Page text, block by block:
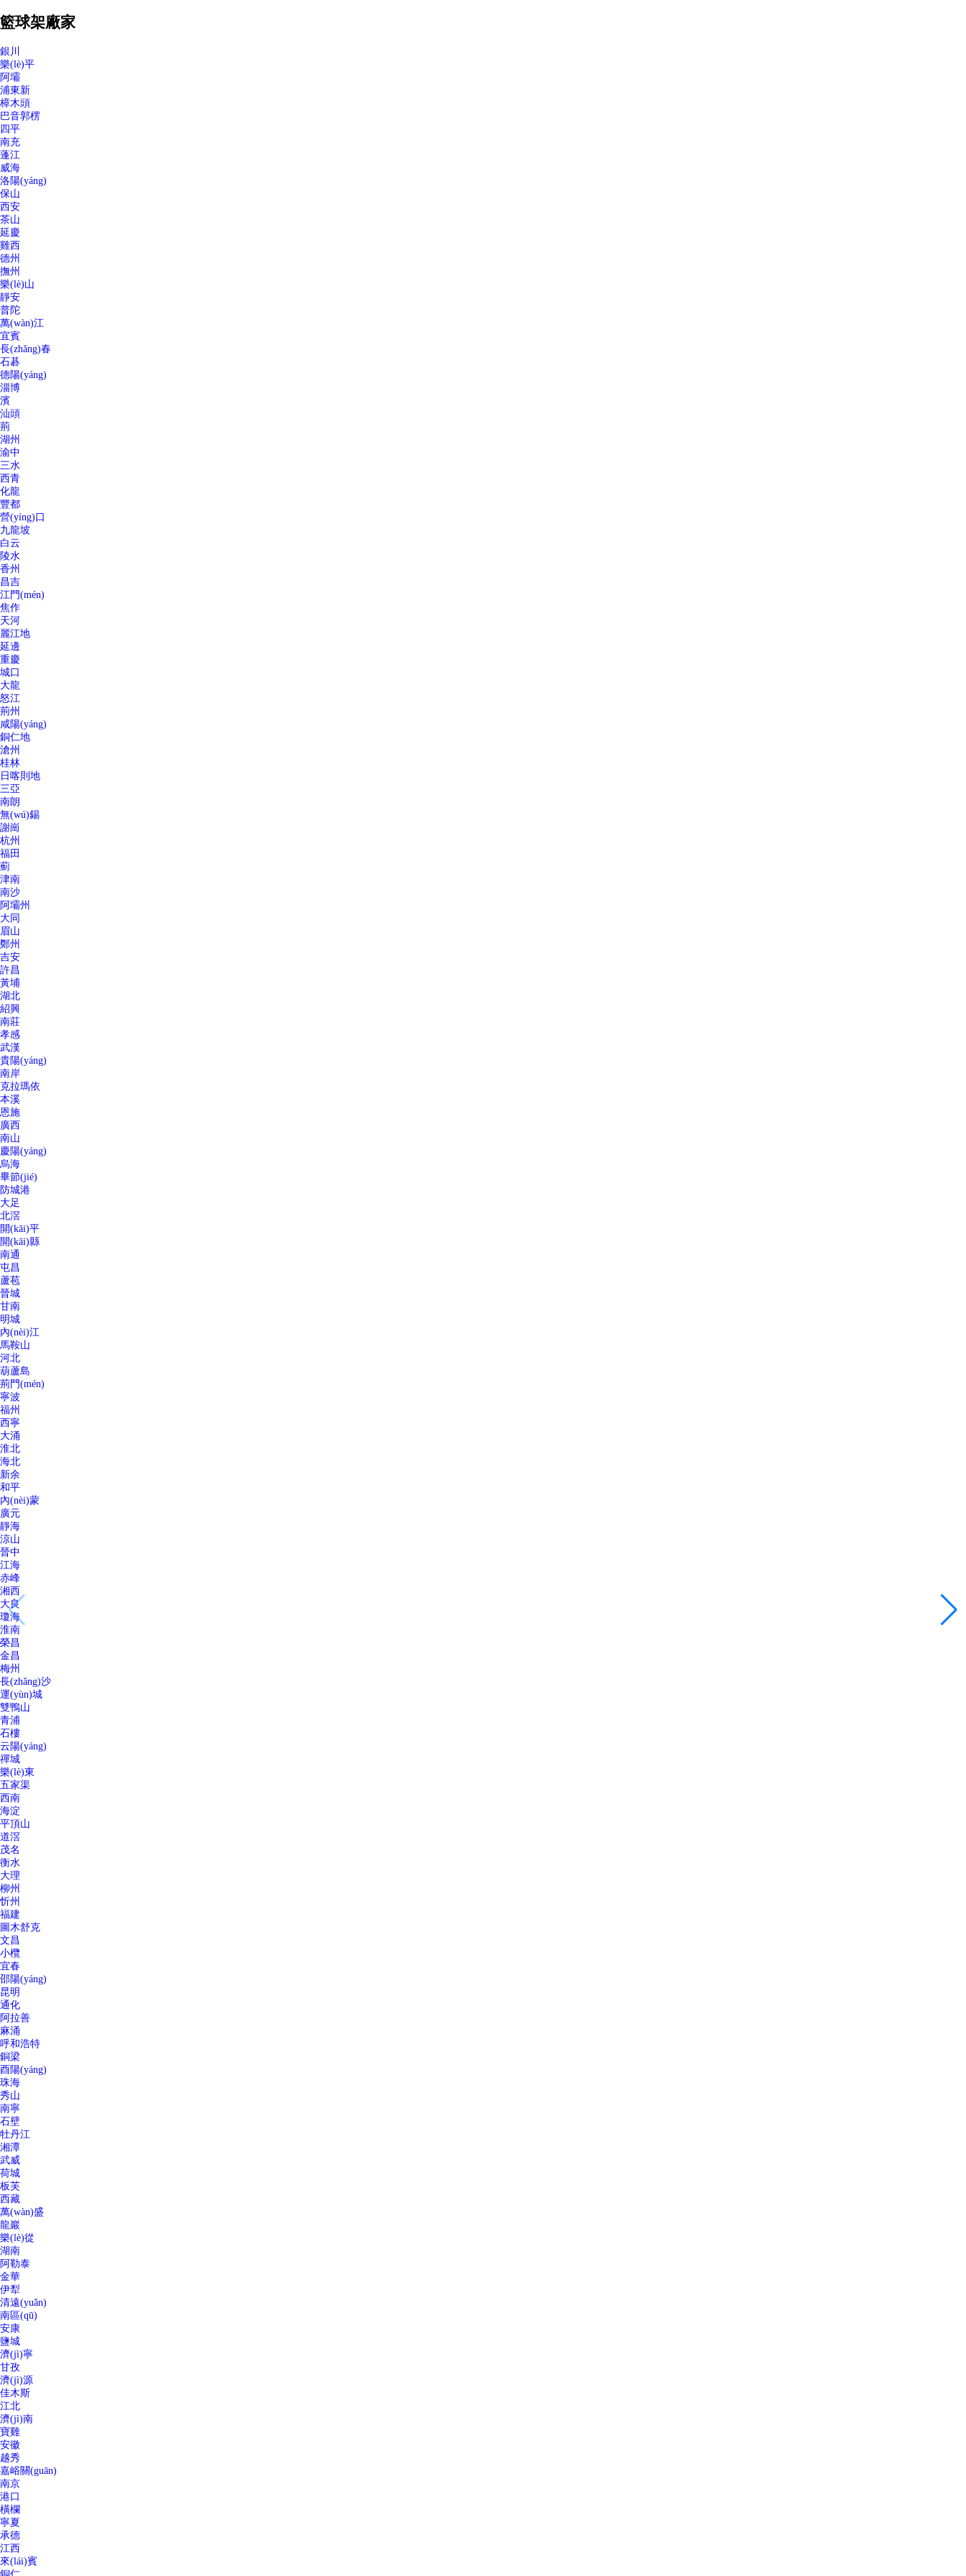
籃球架廠家
銀川
樂(lè)平
阿壩
浦東新
樟木頭
巴音郭楞
四平
南充
蓬江
威海
洛陽(yáng)
保山
西安
茶山
延慶
雞西
德州
撫州
樂(lè)山
靜安
普陀
萬(wàn)江
宜賓
長(zhǎng)春
石碁
德陽(yáng)
淄博
濱
汕頭
荊
湖州
渝中
三水
西青
化龍
豐都
營(yíng)口
九龍坡
白云
陵水
香州
昌吉
江門(mén)
焦作
天河
麗江地
延邊
重慶
城口
大龍
怒江
荊州
咸陽(yáng)
銅仁地
滄州
桂林
日喀則地
三亞
南朗
無(wú)錫
謝崗
杭州
福田
薊
津南
南沙
阿壩州
大同
眉山
鄭州
吉安
許昌
黃埔
湖北
紹興
南莊
孝感
武漢
貴陽(yáng)
南岸
克拉瑪依
本溪
恩施
廣西
南山
慶陽(yáng)
烏海
畢節(jié)
防城港
大足
北滘
開(kāi)平
開(kāi)縣
南通
屯昌
蘆苞
晉城
甘南
明城
內(nèi)江
馬鞍山
河北
葫蘆島
荊門(mén)
寧波
福州
西寧
大涌
淮北
海北
新余
和平
內(nèi)蒙
廣元
靜海
涼山
晉中
江海
赤峰
湘西
大良
瓊海
淮南
榮昌
金昌
梅州
長(zhǎng)沙
運(yùn)城
雙鴨山
青浦
石樓
云陽(yáng)
禪城
樂(lè)東
五家渠
西南
海淀
平頂山
道滘
茂名
衡水
大理
柳州
忻州
福建
圖木舒克
文昌
小欖
宜春
邵陽(yáng)
昆明
通化
阿拉善
麻涌
呼和浩特
銅梁
酉陽(yáng)
珠海
秀山
南寧
石壁
牡丹江
湘潭
武威
荷城
板芙
西藏
萬(wàn)盛
龍巖
樂(lè)從
湖南
阿勒泰
金華
伊犁
清遠(yuǎn)
南區(qū)
安康
鹽城
濟(jì)寧
甘孜
濟(jì)源
佳木斯
江北
濟(jì)南
寶雞
安徽
越秀
嘉峪關(guān)
南京
港口
橫欄
寧夏
承德
江西
來(lái)賓